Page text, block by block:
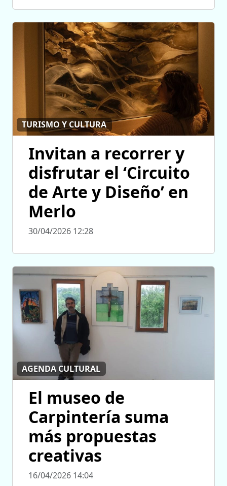
TURISMO Y CULTURA
Invitan a recorrer y
disfrutar el ‘Circuito
de Arte y Diseño’ en
Merlo
30/04/2026 12:28
AGENDA CULTURAL
El museo de
Carpintería suma
más propuestas
creativas
16/04/2026 14:04